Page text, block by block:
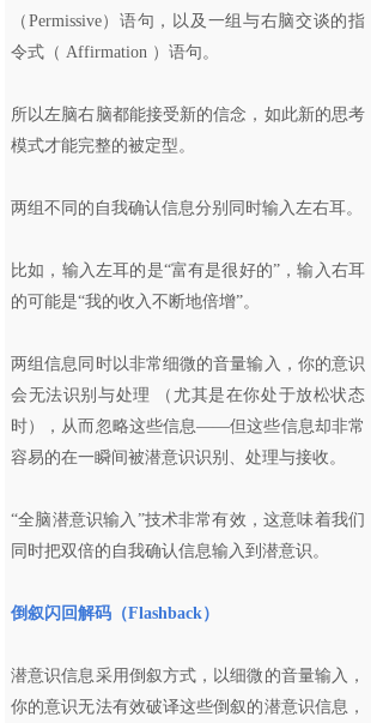
（Permissive）语句，以及一组与右脑交谈的指
令式（ Affirmation ）语句。
所以左脑右脑都能接受新的信念，如此新的思考
模式才能完整的被定型。
两组不同的自我确认信息分别同时输入左右耳。
比如，输入左耳的是“富有是很好的”，输入右耳
的可能是“我的收入不断地倍增”。
两组信息同时以非常细微的音量输入，你的意识
会无法识别与处理 （尤其是在你处于放松状态
时），从而忽略这些信息——但这些信息却非常
容易的在一瞬间被潜意识识别、处理与接收。
“全脑潜意识输入”技术非常有效，这意味着我们
同时把双倍的自我确认信息输入到潜意识。
倒叙闪回解码（Flashback）
潜意识信息采用倒叙方式，以细微的音量输入，
你的意识无法有效破译这些倒叙的潜意识信息，